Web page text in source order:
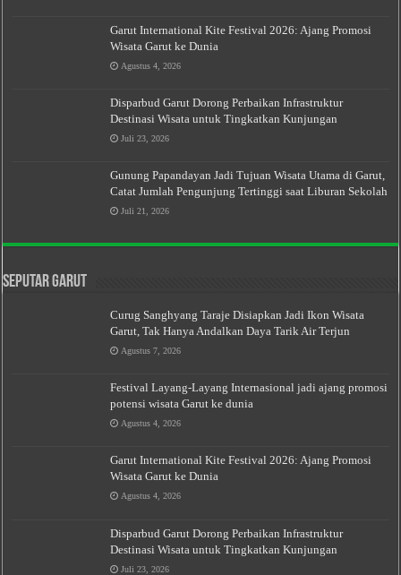
Garut International Kite Festival 2026: Ajang Promosi
Wisata Garut ke Dunia
Agustus 4, 2026
Disparbud Garut Dorong Perbaikan Infrastruktur
Destinasi Wisata untuk Tingkatkan Kunjungan
Juli 23, 2026
Gunung Papandayan Jadi Tujuan Wisata Utama di Garut,
Catat Jumlah Pengunjung Tertinggi saat Liburan Sekolah
Juli 21, 2026
Seputar Garut
Curug Sanghyang Taraje Disiapkan Jadi Ikon Wisata
Garut, Tak Hanya Andalkan Daya Tarik Air Terjun
Agustus 7, 2026
Festival Layang-Layang Internasional jadi ajang promosi
potensi wisata Garut ke dunia
Agustus 4, 2026
Garut International Kite Festival 2026: Ajang Promosi
Wisata Garut ke Dunia
Agustus 4, 2026
Disparbud Garut Dorong Perbaikan Infrastruktur
Destinasi Wisata untuk Tingkatkan Kunjungan
Juli 23, 2026